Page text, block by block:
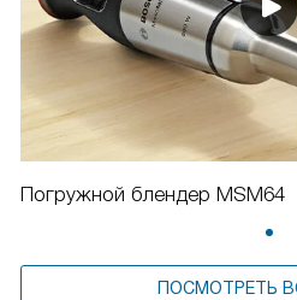
Погружной блендер MSM64
ПОСМОТРЕТЬ